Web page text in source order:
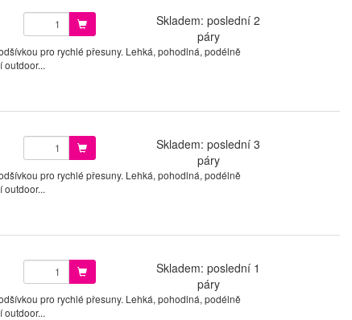
Skladem: poslední 2
páry
pro rychlé přesuny. Lehká, pohodlná, podélně
Skladem: poslední 3
páry
pro rychlé přesuny. Lehká, pohodlná, podélně
Skladem: poslední 1
páry
pro rychlé přesuny. Lehká, pohodlná, podélně